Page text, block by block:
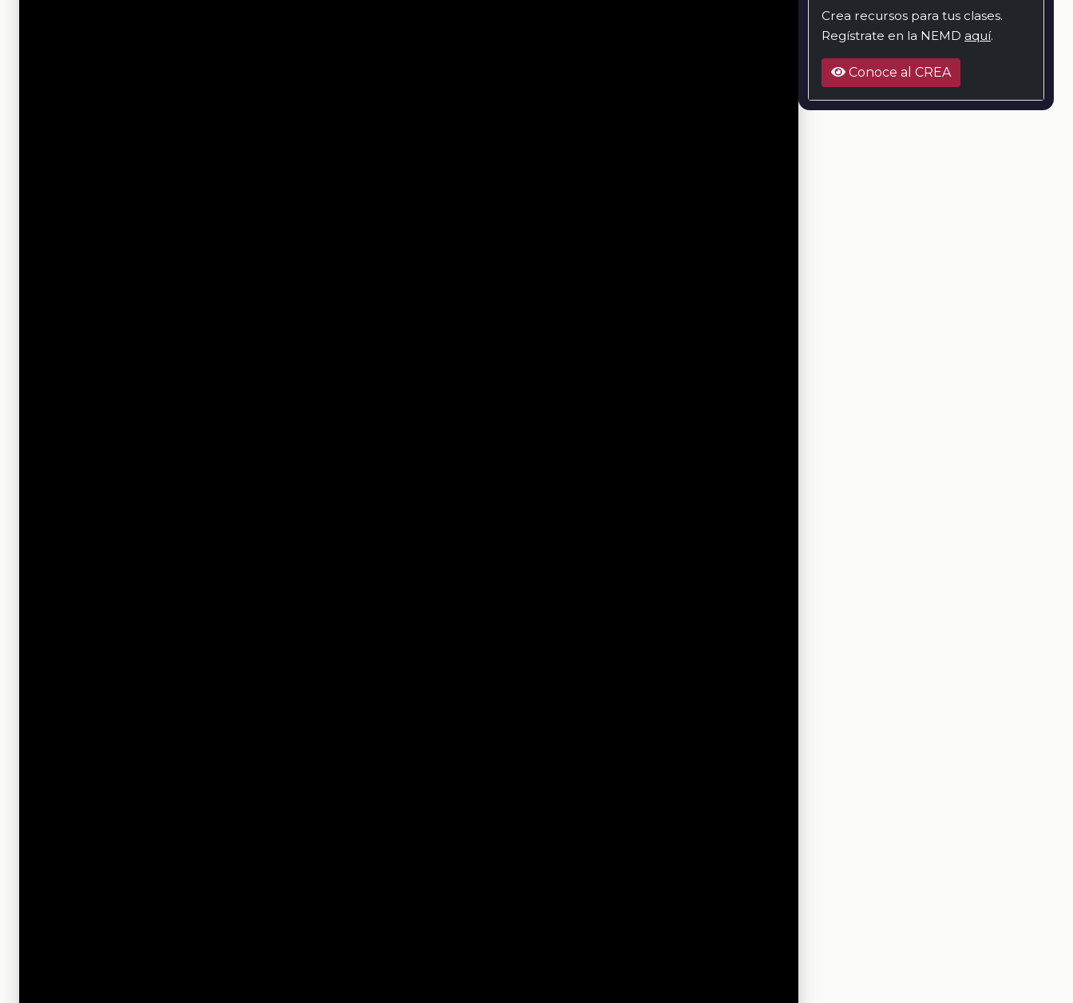
Crea recursos para tus clases.
Regístrate en la NEMD aquí.
Conoce al CREA